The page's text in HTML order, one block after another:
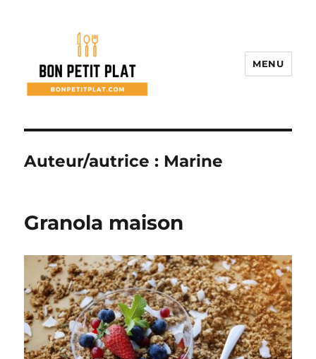
MENU
Auteur/autrice : Marine
Granola maison